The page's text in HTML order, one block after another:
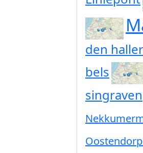
den haller
bels
singraven